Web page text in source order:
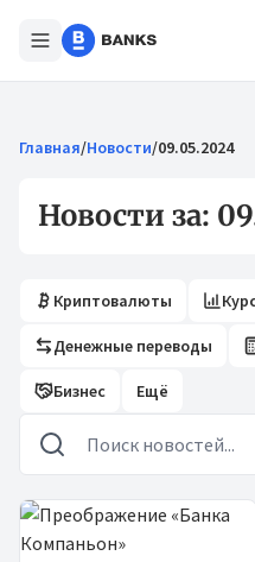
Главная/Новости/09.05.2024
Новости за:
Криптовалюты
Денежные переводы
Бизнес Ещё
Новости